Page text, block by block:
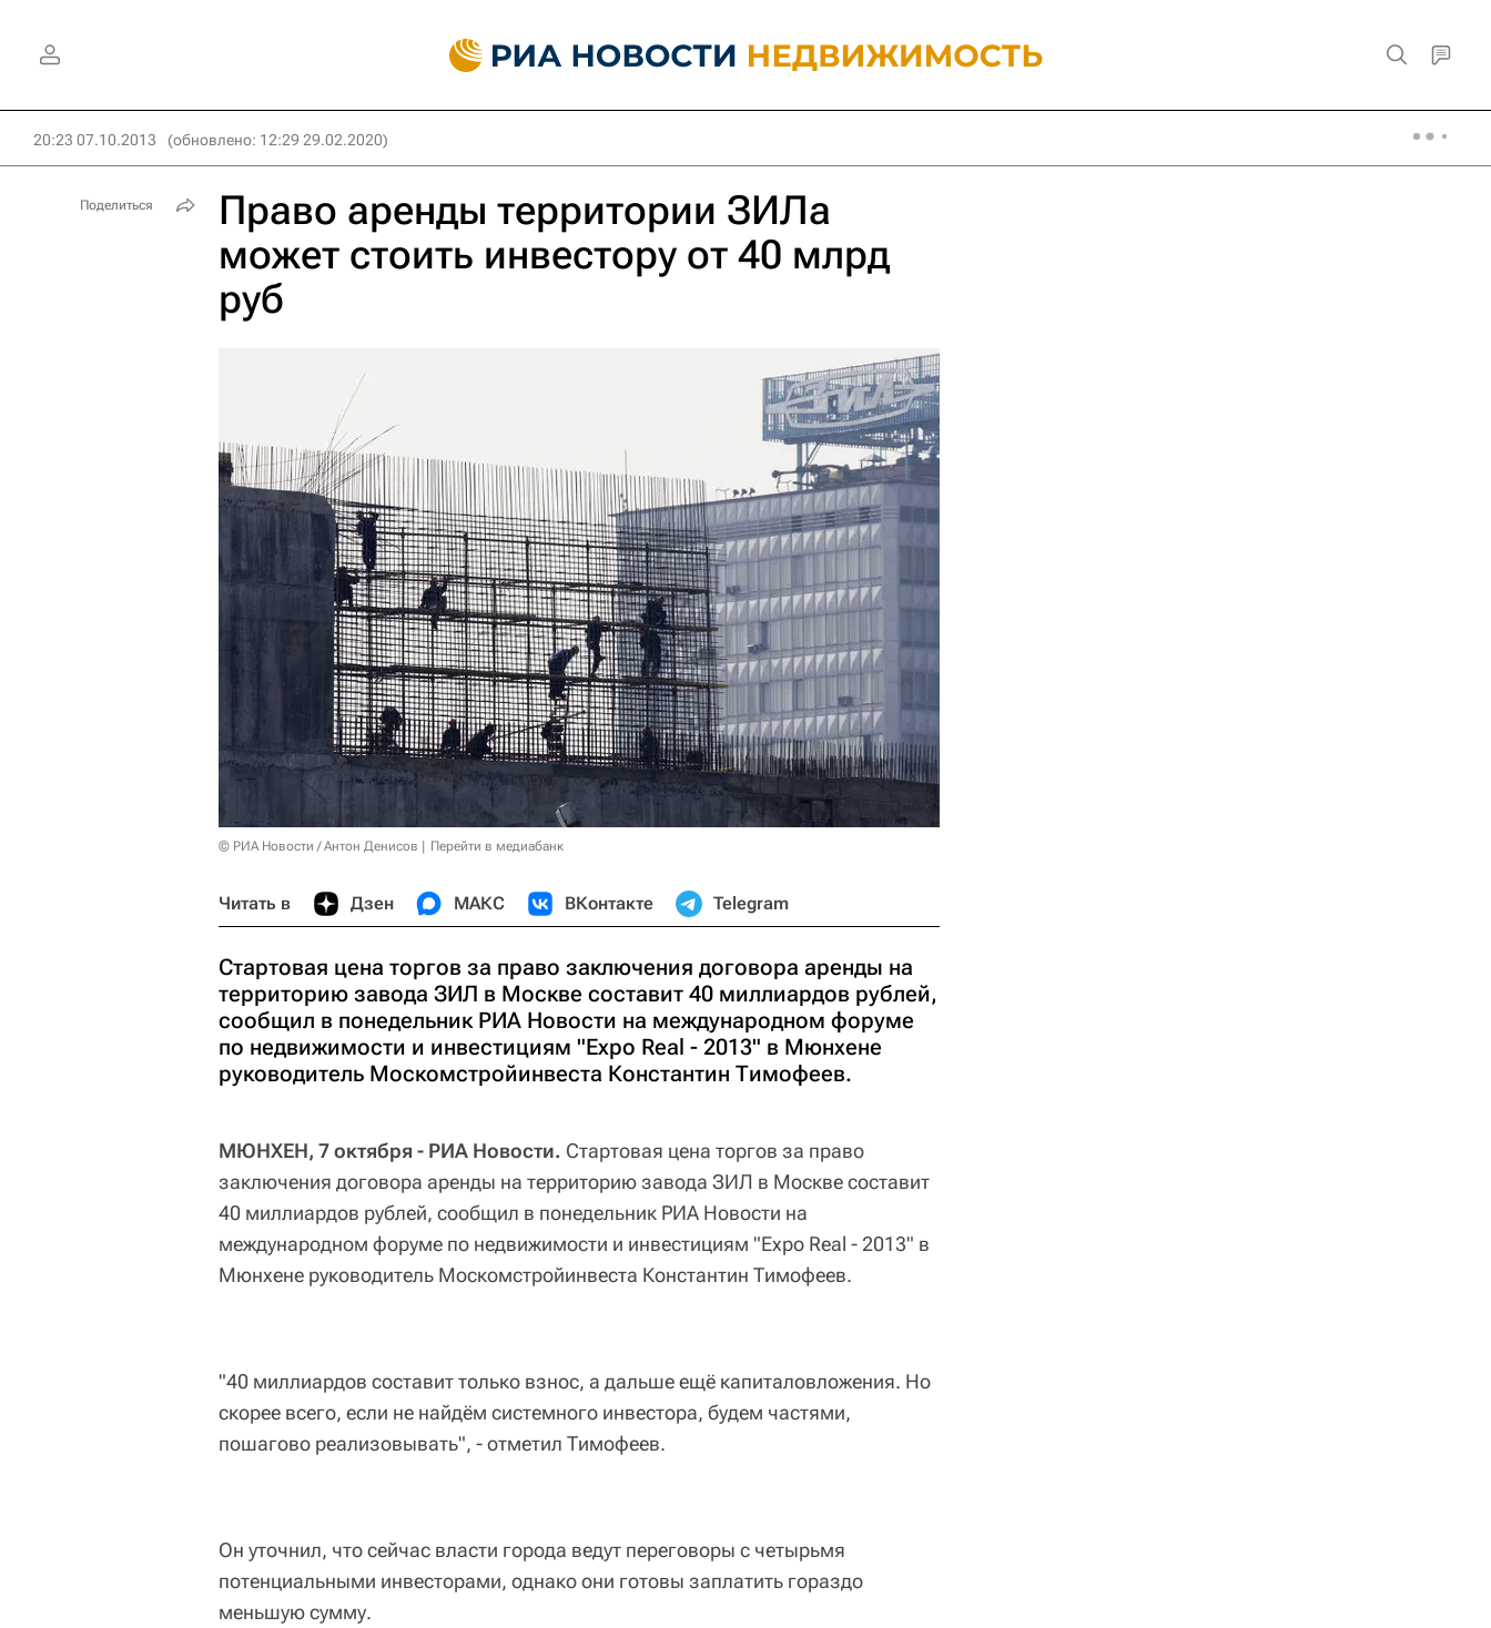
20:23 07.10.2013 (обновлено: 12:29 29.02.2020)
Право аренды территории ЗИЛа
может стоить инвестору от 40 млрд
руб
© РИА Новости / Антон Денисов Перейти в медиабанк
Читать в Дзен МАКС ВКонтакте Telegram
Стартовая цена торгов за право заключения договора аренды на
территорию завода ЗИЛ в Москве составит 40 миллиардов рублей,
сообщил в понедельник РИА Новости на международном форуме
по недвижимости и инвестициям "Expo Real - 2013" в Мюнхене
руководитель Москомстройинвеста Константин Тимофеев.
МЮНХЕН, 7 октября - РИА Новости. Стартовая цена торгов за право
заключения договора аренды на территорию завода ЗИЛ в Москве составит
40 миллиардов рублей, сообщил в понедельник РИА Новости на
международном форуме по недвижимости и инвестициям "Expo Real - 2013" в
Мюнхене руководитель Москомстройинвеста Константин Тимофеев.
"40 миллиардов составит только взнос, а дальше ещё капиталовложения. Но
скорее всего, если не найдём системного инвестора, будем частями,
пошагово реализовывать", - отметил Тимофеев.
Он уточнил, что сейчас власти города ведут переговоры с четырьмя
потенциальными инвесторами, однако они готовы заплатить гораздо
меньшую сумму.
Поделиться